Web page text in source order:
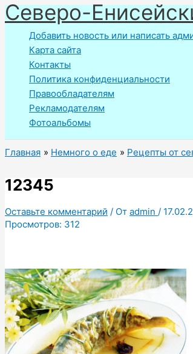
Перейти
к
содержимому
Северо-
Добавить новость или написать
Карта сайта
Контакты
Политика конфиденциальности
Правообладателям
Рекламодателям
Фотоальбомы
Главная Немного о еде Рецепты от
12345
Оставьте комментарий / От admin /
Просмотров: 312